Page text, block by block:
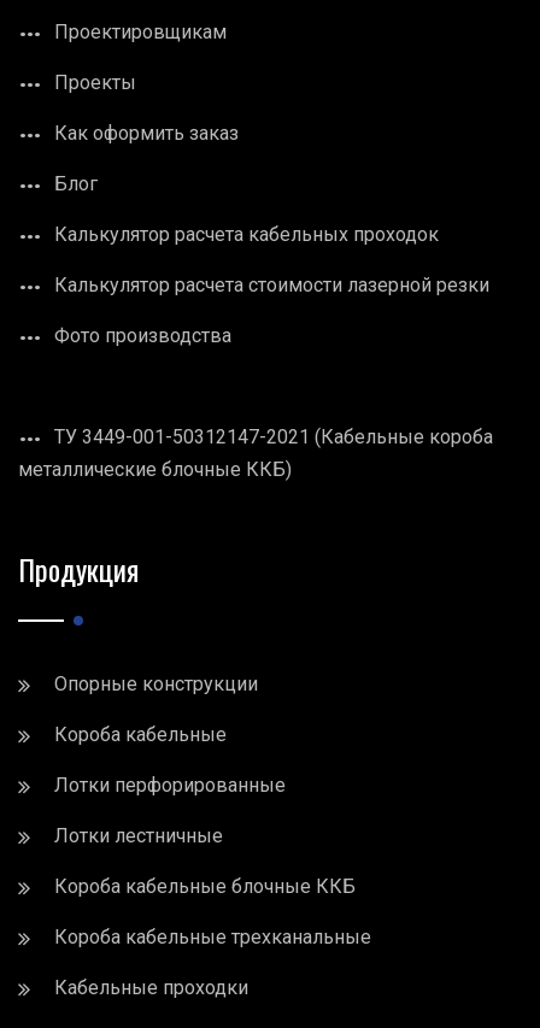
Проектировщикам
Проекты
Как оформить заказ
Блог
Калькулятор расчета кабельных проходок
Калькулятор расчета стоимости лазерной резки
Фото производства
ТУ 3449-001-50312147-2021 (Кабельные короба
металлические блочные ККБ)
Продукция
Опорные конструкции
Короба кабельные
Лотки перфорированные
Лотки лестничные
Короба кабельные блочные ККБ
Короба кабельные трехканальные
Кабельные проходки